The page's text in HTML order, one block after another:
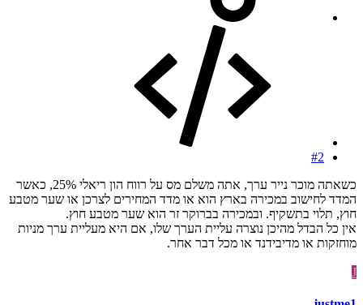
#2
כשאתה מוכר נייר ערך, אתה משלם מס על רווח הון ריאלי 25%, כאשר
המדד לחישוב במכירה בארץ הוא או מדד המחירים לצרכן או שער מטבע
חוץ, תלוי בתשקיף. ובמכירה בברוקר זר הוא שער מטבע חוץ.
אין כל הבדל מהיכן נוצרה עליית הערך שלו, אם היא מעליית ערך מניות
מוחזקות או מדיבידנד או מכל דבר אחר.
J